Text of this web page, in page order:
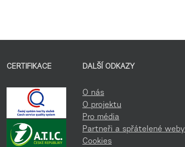
CERTIFIKACE DALŠÍ ODKAZY
O nás
O projektu
Pro média
Partneři a spřátelené weby
Cookies